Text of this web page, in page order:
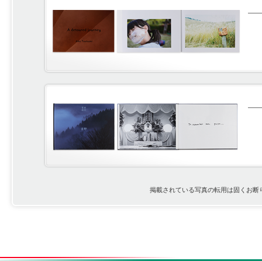
掲載されている写真の転用は固くお断